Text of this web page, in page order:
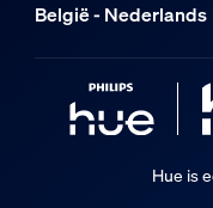
België - Nederlands
Hue is